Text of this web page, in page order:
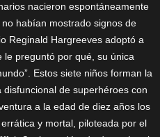
nacieron espontáneamente
habían mostrado signos de
Reginald Hargreeves adoptó a
le preguntó por qué, su única
Estos siete niños forman la
de superhéroes con
a la edad de diez años los
y mortal, piloteada por el